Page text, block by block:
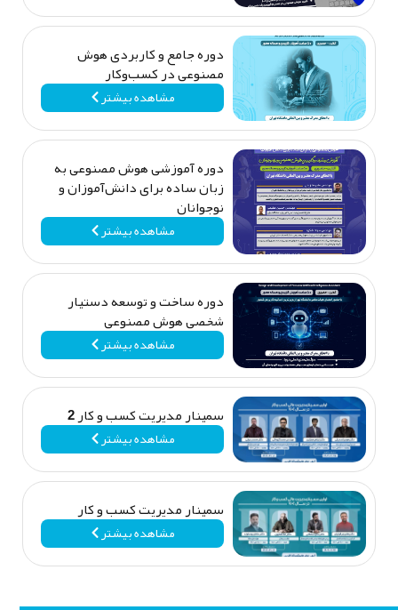
دوره جامع و کاربردی هوش
مصنوعی در کسب‌وکار
مشاهده بیشتر
دوره آموزشی هوش مصنوعی به
زبان ساده برای دانش‌آموزان و
نوجوانان
مشاهده بیشتر
دوره ساخت و توسعه دستیار
شخصی هوش مصنوعی
مشاهده بیشتر
سمینار مدیریت کسب و کار 2
مشاهده بیشتر
سمینار مدیریت کسب و کار
مشاهده بیشتر